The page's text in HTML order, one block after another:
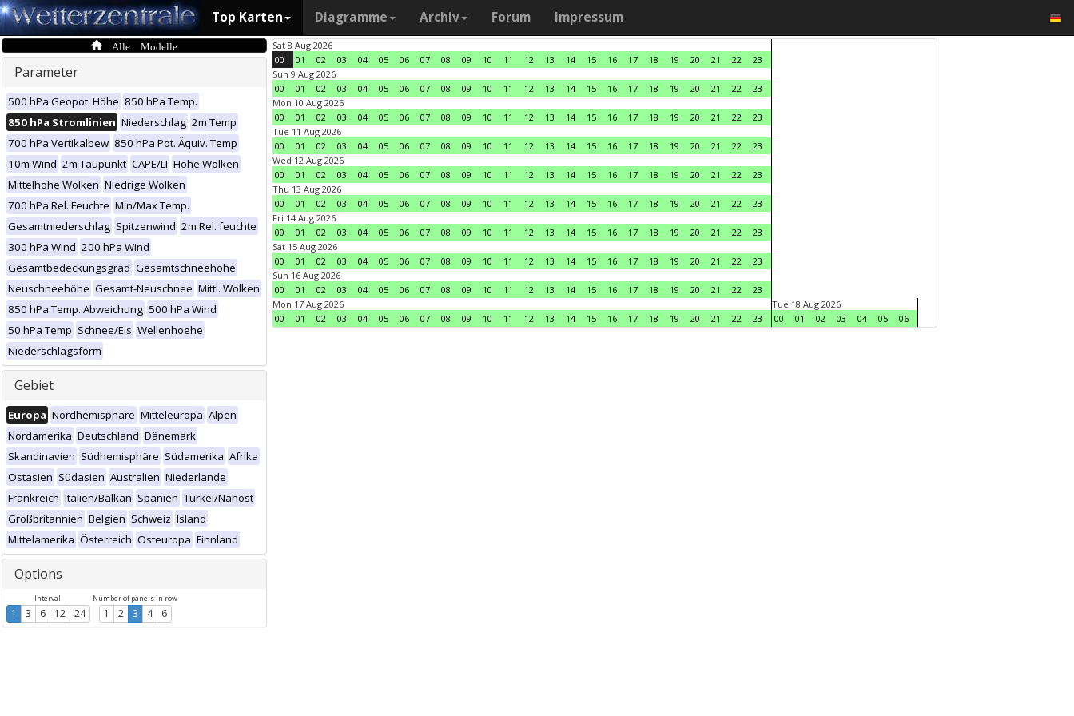
Top Karten Diagramme Archiv Forum Impressum
Alle Modelle
Parameter
500 hPa Geopot. Höhe 850 hPa Temp.
850 hPa Stromlinien Niederschlag 2m Temp
700 hPa Vertikalbew 850 hPa Pot. Äquiv. Temp
10m Wind 2m Taupunkt CAPE/LI Hohe Wolken
Mittelhohe Wolken Niedrige Wolken
700 hPa Rel. Feuchte Min/Max Temp.
Gesamtniederschlag Spitzenwind 2m Rel. feuchte
300 hPa Wind 200 hPa Wind
Gesamtbedeckungsgrad Gesamtschneehöhe
Neuschneehöhe Gesamt-Neuschnee Mittl. Wolken
850 hPa Temp. Abweichung 500 hPa Wind
50 hPa Temp Schnee/Eis Wellenhoehe
Niederschlagsform
Gebiet
Europa Nordhemisphäre Mitteleuropa Alpen
Nordamerika Deutschland Dänemark
Skandinavien Südhemisphäre Südamerika Afrika
Ostasien Südasien Australien Niederlande
Frankreich Italien/Balkan Spanien Türkei/Nahost
Großbritannien Belgien Schweiz Island
Mittelamerika Österreich Osteuropa Finnland
Options
Intervall
1 3 6 12 24
Number of panels in row
1 2 3 4 6
Sat 8 Aug 2026
00
01 02 03 04 05 06 07 08 09 10 11 12 13 14 15 16 17 18 19 20 21 22
23
Sun 9 Aug 2026
00
01 02 03 04 05 06 07 08 09 10 11 12 13 14 15 16 17 18 19 20 21 22
23
Mon 10 Aug 2026
00
01 02 03 04 05 06 07 08 09 10 11 12 13 14 15 16 17 18 19 20 21 22
23
Tue 11 Aug 2026
00
01 02 03 04 05 06 07 08 09 10 11 12 13 14 15 16 17 18 19 20 21 22
23
Wed 12 Aug 2026
00
01 02 03 04 05 06 07 08 09 10 11 12 13 14 15 16 17 18 19 20 21 22
23
Thu 13 Aug 2026
00
01 02 03 04 05 06 07 08 09 10 11 12 13 14 15 16 17 18 19 20 21 22
23
Fri 14 Aug 2026
00
01 02 03 04 05 06 07 08 09 10 11 12 13 14 15 16 17 18 19 20 21 22
23
Sat 15 Aug 2026
00
01 02 03 04 05 06 07 08 09 10 11 12 13 14 15 16 17 18 19 20 21 22
23
Sun 16 Aug 2026
00
01 02 03 04 05 06 07 08 09 10 11 12 13 14 15 16 17 18 19 20 21 22
23
Mon 17 Aug 2026
00
01 02 03 04 05 06 07 08 09 10 11 12 13 14 15 16 17 18 19 20 21 22 23
Tue 18 Aug 2026
00
01 02 03 04 05 06